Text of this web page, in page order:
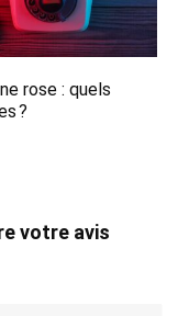
rose : quels
?
votre avis